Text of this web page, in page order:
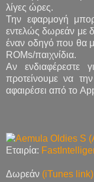
λίγες ώρες.
Την εφαρμογή
εντελώς δωρεάν με
έναν οδηγό που θα
ROMs/παιχνίδια.
Αν ενδιαφέρεστε
προτείνουμε να
αφαιρέσει από το
Εταιρία:
Δωρεάν (iTunes link)